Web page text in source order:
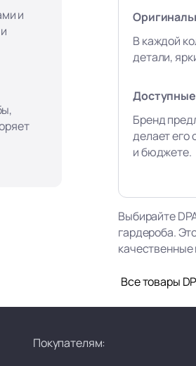
и
В каждой
детали,
Бренд
делает его
и бюджете.
Выбирайте
гардероба.
качественные
Все товары
Покупателям: